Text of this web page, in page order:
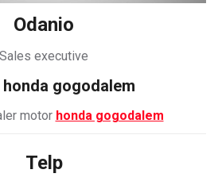
Odanio
Sales executive
honda gogodalem
motor honda gogodalem
Telp